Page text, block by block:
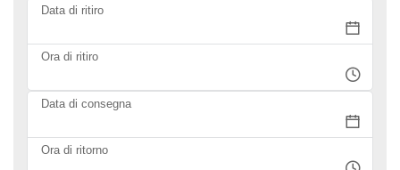
Data di ritiro
Ora di ritiro
Data di consegna
Ora di ritorno